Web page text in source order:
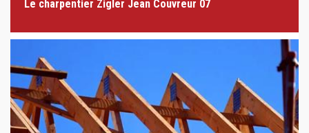
Le charpentier Zigler Jean Couvreur 07